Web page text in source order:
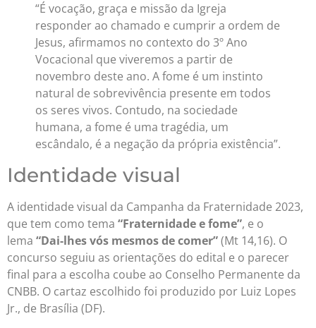
“É vocação, graça e missão da Igreja
responder ao chamado e cumprir a ordem de
Jesus, afirmamos no contexto do 3º Ano
Vocacional que viveremos a partir de
novembro deste ano. A fome é um instinto
natural de sobrevivência presente em todos
os seres vivos. Contudo, na sociedade
humana, a fome é uma tragédia, um
escândalo, é a negação da própria existência”.
Identidade visual
A identidade visual da Campanha da Fraternidade 2023,
que tem como tema “Fraternidade e fome”, e o
lema “Dai-lhes vós mesmos de comer”(Mt 14,16). O
concurso seguiu as orientações do edital e o parecer
final para a escolha coube ao Conselho Permanente da
CNBB. O cartaz escolhido foi produzido por Luiz Lopes
Jr., de Brasília (DF).